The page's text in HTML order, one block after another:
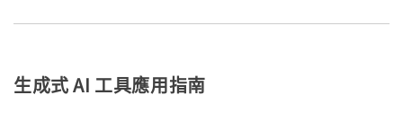
生成式 AI 工具應用指南